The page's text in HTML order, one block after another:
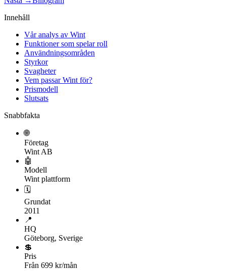
Innehåll
Vår analys av Wint
Funktioner som spelar roll
Användningsområden
Styrkor
Svagheter
Vem passar Wint för?
Prismodell
Slutsats
Snabbfakta
🌐
Företag
Wint AB
🤖
Modell
Wint plattform
🗓
Grundat
2011
📍
HQ
Göteborg, Sverige
💲
Pris
Från 699 kr/mån